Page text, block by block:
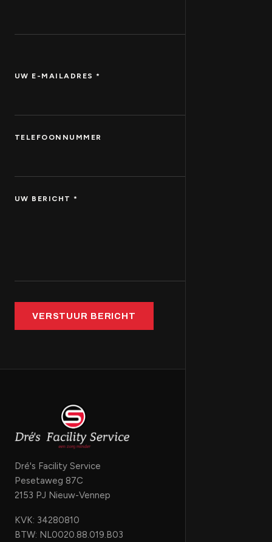
UW E-MAILADRES *
TELEFOONNUMMER
UW BERICHT *
VERSTUUR BERICHT
Dré's Facility Service
Pesetaweg 87C
2153 PJ Nieuw-Vennep
KVK: 34280810
BTW: NL0020.88.019.B03